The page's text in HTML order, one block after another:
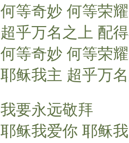
何等奇妙 何等荣耀
超乎万名之上 配
何等奇妙 何等荣耀
耶稣我主 超乎万
我要永远敬拜
耶稣我爱你 耶稣